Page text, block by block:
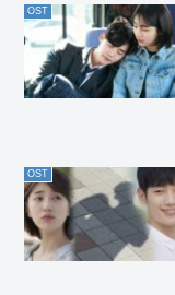
OST
OST